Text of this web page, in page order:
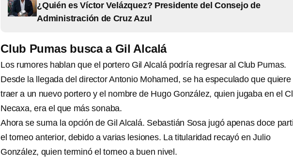
¿Quién es Víctor Velázquez? Presidente del Consejo de
Administración de Cruz Azul
Club Pumas busca a Gil Alcalá
Los rumores hablan que el portero Gil Alcalá podría regresar al Club Pumas.
Desde la llegada del director Antonio Mohamed, se ha especulado que quiere
traer a un nuevo portero y el nombre de Hugo González, quien jugaba en el
Necaxa, era el que más sonaba.
Ahora se suma la opción de Gil Alcalá. Sebastián Sosa jugó apenas doce
el torneo anterior, debido a varias lesiones. La titularidad recayó en Julio
González, quien terminó el torneo a buen nivel.